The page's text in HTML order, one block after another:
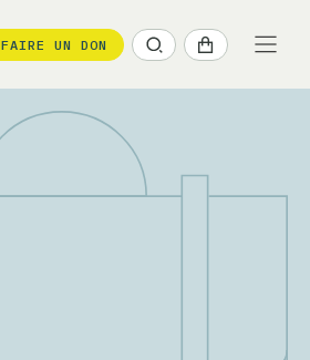
FAIRE UN DON